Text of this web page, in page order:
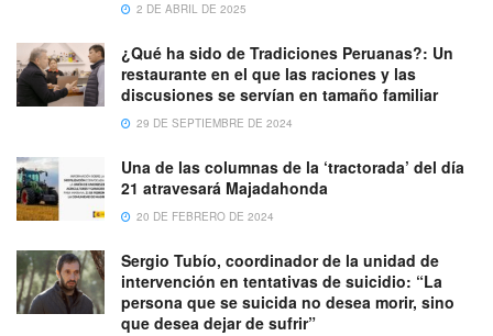
2 DE ABRIL DE 2025
¿Qué ha sido de Tradiciones Peruanas?: Un
restaurante en el que las raciones y las
discusiones se servían en tamaño familiar
29 DE SEPTIEMBRE DE 2024
Una de las columnas de la ‘tractorada’ del día
21 atravesará Majadahonda
20 DE FEBRERO DE 2024
Sergio Tubío, coordinador de la unidad de
intervención en tentativas de suicidio: “La
persona que se suicida no desea morir, sino
que desea dejar de sufrir”